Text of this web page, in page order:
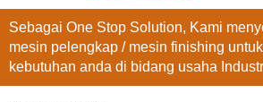
Sebagai One Stop Solution, Kami
mesin pelengkap / mesin finishing
kebutuhan anda di bidang usaha